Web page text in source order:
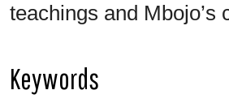
teachings and Mbojo’s
Keywords